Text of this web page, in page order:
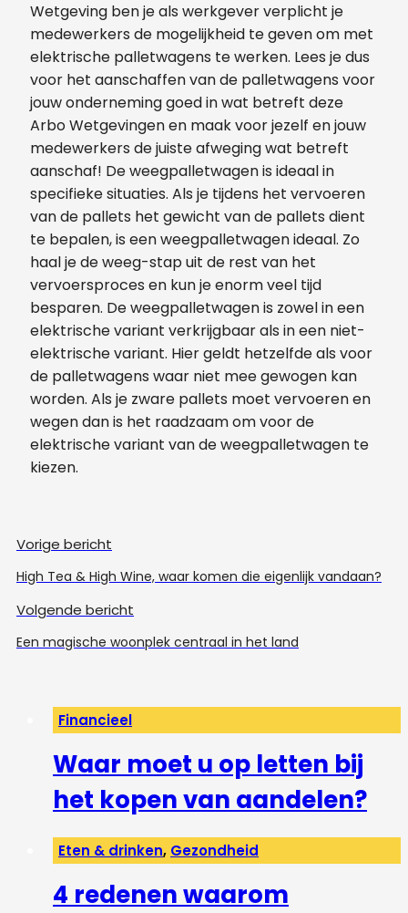
Wetgeving ben je als werkgever verplicht je
medewerkers de mogelijkheid te geven om met
elektrische palletwagens te werken. Lees je dus
voor het aanschaffen van de palletwagens voor
jouw onderneming goed in wat betreft deze
Arbo Wetgevingen en maak voor jezelf en jouw
medewerkers de juiste afweging wat betreft
aanschaf! De weegpalletwagen is ideaal in
specifieke situaties. Als je tijdens het vervoeren
van de pallets het gewicht van de pallets dient
te bepalen, is een weegpalletwagen ideaal. Zo
haal je de weeg-stap uit de rest van het
vervoersproces en kun je enorm veel tijd
besparen. De weegpalletwagen is zowel in een
elektrische variant verkrijgbaar als in een niet-
elektrische variant. Hier geldt hetzelfde als voor
de palletwagens waar niet mee gewogen kan
worden. Als je zware pallets moet vervoeren en
wegen dan is het raadzaam om voor de
elektrische variant van de weegpalletwagen te
kiezen.
Vorige bericht
High Tea & High Wine, waar komen die eigenlijk vandaan?
Volgende bericht
Een magische woonplek centraal in het land
Financieel
Waar moet u op letten bij
het kopen van aandelen?
Eten & drinken, Gezondheid
4 redenen waarom